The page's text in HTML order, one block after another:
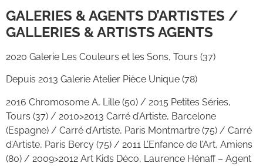
GALERIES & AGENTS D’ARTISTES /
GALLERIES & ARTISTS AGENTS
2020 Galerie Les Couleurs et les Sons, Tours (37)
Depuis 2013 Galerie Atelier Pièce Unique (78)
2016 Chromosome A, Lille (50) / 2015 Petites Séries,
Tours (37) / 2010>2013 Carré d’Artiste, Barcelone
(Espagne) / Carré d’Artiste, Paris Montmartre (75) / Carré
d’Artiste, Paris Bercy (75) / 2011 L’Enfance de l’Art, Amiens
(80) / 2009>2012 Art Kids Déco, Laurence Hénaff – Agent